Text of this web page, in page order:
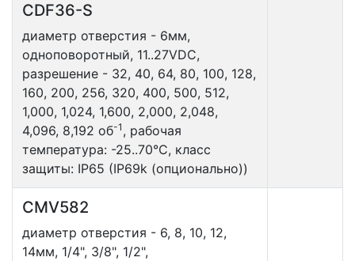
CDF36-S
диаметр отверстия - 6мм,
одноповоротный, 11..27VDC,
разрешение - 32, 40, 64, 80, 100, 128,
160, 200, 256, 320, 400, 500, 512,
1,000, 1,024, 1,600, 2,000, 2,048,
4,096, 8,192 об-1 , рабочая
температура: -25..70°С, класс
защиты: IP65 (IP69k (опционально))
CMV582
диаметр отверстия - 6, 8, 10, 12,
14мм, 1/4", 3/8", 1/2",